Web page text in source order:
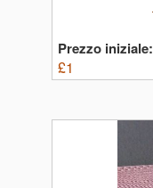
Prezzo iniziale:
£1